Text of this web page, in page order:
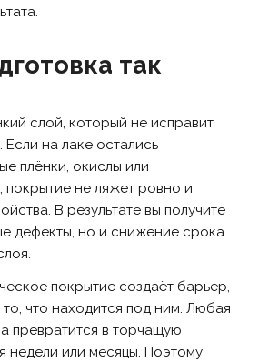
так
слой, который не исправит
на лаке остались
плёнки, окислы или
не ляжет ровно и
В результате вы получите
дефекты, но и снижение срока
покрытие создаёт барьер,
что находится под ним. Любая
превратится в торчащую
недели или месяцы. Поэтому